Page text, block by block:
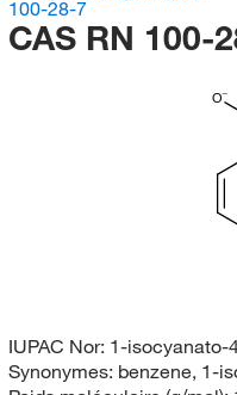
100-28-7
CAS RN 100-
O
IUPAC Nor: 1-isocyanato-
Synonymes: benzene, 1-